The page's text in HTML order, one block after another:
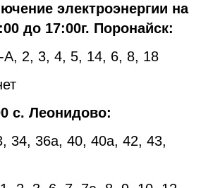
электроэнергии на
до 17:00г. Поронайск:
А, 2, 3, 4, 5, 14, 6, 8, 18
с. Леонидово:
34, 36а, 40, 40а, 42, 43,